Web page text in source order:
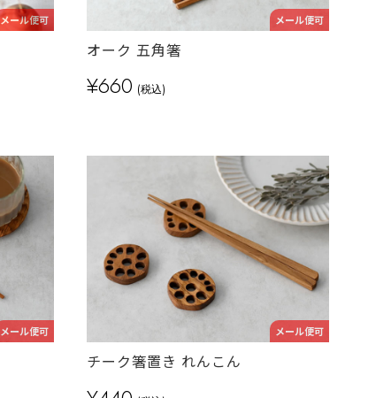
メール便可 メール便可
オーク 五角箸
¥660 (税込)
メール便可 メール便可
チーク箸置き れんこん